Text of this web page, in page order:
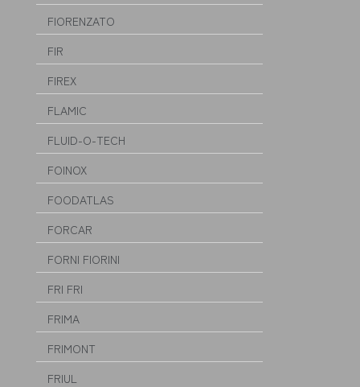
FIORENZATO
FIR
FIREX
FLAMIC
FLUID-O-TECH
FOINOX
FOODATLAS
FORCAR
FORNI FIORINI
FRI FRI
FRIMA
FRIMONT
FRIUL